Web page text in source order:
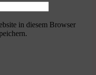
in diesem Browser